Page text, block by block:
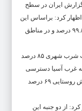
ایران در سطح
کرد: براساس این
گزارش دسترسی ایران در آب شرب شهری ۹۹.۸۳ درصد و در مناطق
وی ادامه داد: در جهان متوسط دسترسی به آب شرب شهری ۸۵ درصد
منطقه غرب آسیا دسترسی
به آب شرب در بخش شهری ۸۳ درصد و در بخش روستایی ۶۹ درصد
از دو جنبه این